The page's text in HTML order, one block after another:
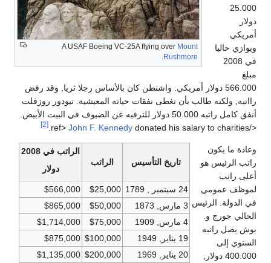
A USAF Boeing VC-25A flying over Mount
Rushmore
.
25.000
دولار
أمريكي
ويوازي حاليا
في 2008
مبلغ
566.000 دولار أمريكي. واشنطن كان بالأساس رجلا ثريا, وقد رفض
رااتبه, ولكنه طالب بأن تغطى نفقات حياته المعيشية. تيودور روزفلت
أنفق كامل راتبه 50.000 دولار للترفيه عن الضيوف في البيت الأبيض.
</ref>
John F. Kennedy donated his salary to charities.
[2]
تاريخ التأسيس الراتب
الراتب في 2008
دولار
24 سبتمبر , 1789 $25,000
$566,000
3 مارس, 1873
$50,000
$865,000
4 مارس, 1909
$75,000
$1,714,000
19 يناير, 1949
$100,000
$875,000
20 يناير, 1969
$200,000
$1,135,000
وعادة ما يكون
راتب الرئيس هو
أعلى راتب
لموظف عمومي
في الدولة. الرئيس
الحالي جورج و.
بوش يصل راتبه
السنوي إلى
400.000 دولار,